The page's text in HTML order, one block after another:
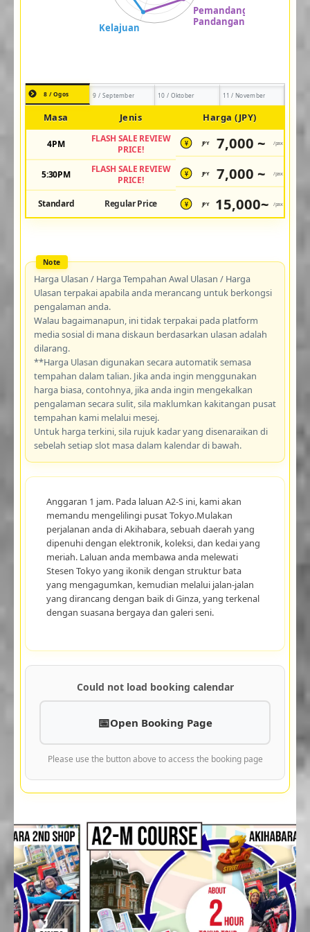
8 / Ogos 9 / September 10 / Oktober 11 / November
Masa Jenis Harga (JPY)
4PM
FLASH SALE REVIEW
PRICE!
¥ JPY 7,000 ~ /pax
5:30PM
FLASH SALE REVIEW
PRICE!
¥ JPY 7,000 ~ /pax
Standard Regular Price ¥ JPY 15,000~ /pax
Harga Ulasan / Harga Tempahan Awal Ulasan / Harga
Ulasan terpakai apabila anda merancang untuk berkongsi
pengalaman anda.
Walau bagaimanapun, ini tidak terpakai pada platform
media sosial di mana diskaun berdasarkan ulasan adalah
dilarang.
**Harga Ulasan digunakan secara automatik semasa
tempahan dalam talian. Jika anda ingin menggunakan
harga biasa, contohnya, jika anda ingin mengekalkan
pengalaman secara sulit, sila maklumkan kakitangan pusat
tempahan kami melalui mesej.
Untuk harga terkini, sila rujuk kadar yang disenaraikan di
sebelah setiap slot masa dalam kalendar di bawah.
Anggaran 1 jam. Pada laluan A2-S ini, kami akan
memandu mengelilingi pusat Tokyo.Mulakan
perjalanan anda di Akihabara, sebuah daerah yang
dipenuhi dengan elektronik, koleksi, dan kedai yang
meriah. Laluan anda membawa anda melewati
Stesen Tokyo yang ikonik dengan struktur bata
yang mengagumkan, kemudian melalui jalan-jalan
yang dirancang dengan baik di Ginza, yang terkenal
dengan suasana bergaya dan galeri seni.
Could not load booking calendar
Open Booking Page
Please use the button above to access the booking page